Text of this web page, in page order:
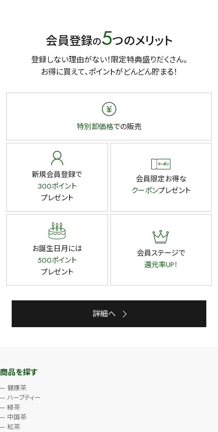
会員登録の5つのメリット
登録しない理由がない！限定特典盛りだくさん。
お得に買えて、ポイントがどんどん貯まる！
特別卸価格での販売
新規会員登録で
300ポイント
プレゼント
会員限定お得な
クーポンプレゼント
お誕生日月には
500ポイント
プレゼント
会員ステージで
還元率UP！
詳細へ
商品を探す
健康茶
ハーブティー
緑茶
中国茶
紅茶